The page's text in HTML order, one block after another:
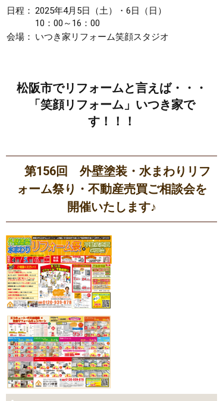
日程： 2025年4月5日（土）・6日（日）
10：00～16：00
会場： いつき家リフォーム笑顔スタジオ
松阪市でリフォームと言えば・・・
「笑顔リフォーム」いつき家で
す！！！
第156回 外壁塗装・水まわりリフ
ォーム祭り・不動産売買ご相談会を
開催いたします♪